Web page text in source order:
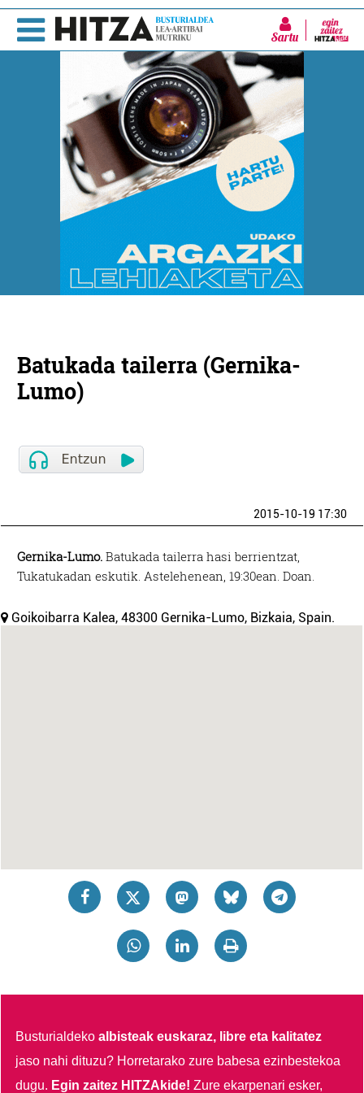
Sartu
Batukada tailerra (Gernika-
Lumo)
2015-10-19 17:30
Gernika-Lumo. Batukada tailerra hasi berrientzat,
Tukatukadan eskutik. Astelehenean, 19:30ean. Doan.
Goikoibarra Kalea, 48300 Gernika-Lumo, Bizkaia, Spain.
Busturialdekoalbisteak euskaraz, libre eta kalitatez
jaso nahi dituzu? Horretarako zure babesa ezinbestekoa
dugu. Egin zaitez HITZAkide!Zure ekarpenari esker,